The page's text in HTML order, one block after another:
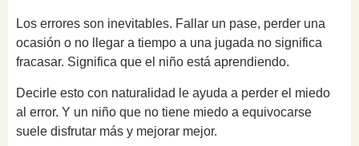
Los errores son inevitables. Fallar un pase, perder una
ocasión o no llegar a tiempo a una jugada no significa
fracasar. Significa que el niño está aprendiendo.
Decirle esto con naturalidad le ayuda a perder el miedo
al error. Y un niño que no tiene miedo a equivocarse
suele disfrutar más y mejorar mejor.